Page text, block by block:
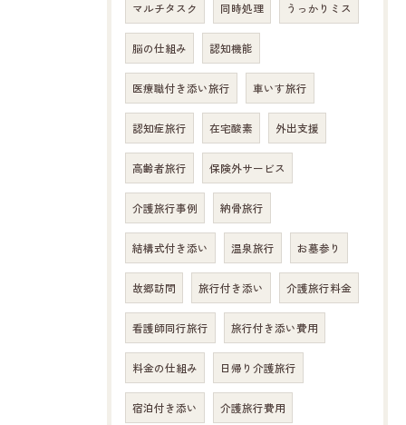
マルチタスク 同時処理 うっかりミス
脳の仕組み 認知機能
医療職付き添い旅行 車いす旅行
認知症旅行 在宅酸素 外出支援
高齢者旅行 保険外サービス
介護旅行事例 納骨旅行
結構式付き添い 温泉旅行 お墓参り
故郷訪問 旅行付き添い 介護旅行料金
看護師同行旅行 旅行付き添い費用
料金の仕組み 日帰り介護旅行
宿泊付き添い 介護旅行費用